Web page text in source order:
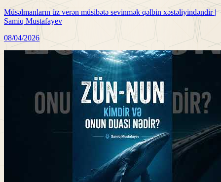
Müsəlmanların üz verən müsibətə sevinmək qəlbin xəstəliyindəndir |
Samiq Mustafayev
08/04/2026